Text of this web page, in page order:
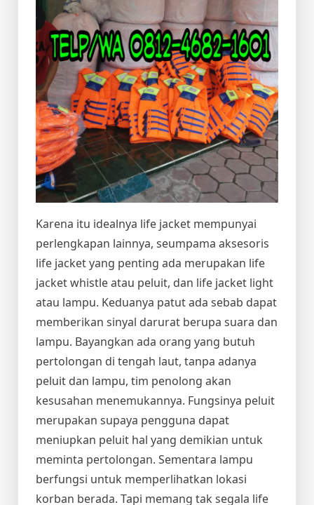
Karena itu idealnya life jacket mempunyai
perlengkapan lainnya, seumpama aksesoris
life jacket yang penting ada merupakan life
jacket whistle atau peluit, dan life jacket light
atau lampu. Keduanya patut ada sebab dapat
memberikan sinyal darurat berupa suara dan
lampu. Bayangkan ada orang yang butuh
pertolongan di tengah laut, tanpa adanya
peluit dan lampu, tim penolong akan
kesusahan menemukannya. Fungsinya peluit
merupakan supaya pengguna dapat
meniupkan peluit hal yang demikian untuk
meminta pertolongan. Sementara lampu
berfungsi untuk memperlihatkan lokasi
korban berada. Tapi memang tak segala life